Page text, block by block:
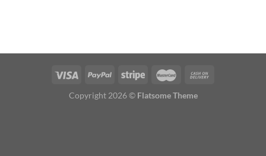
Copyright 2026 © Flatsome Theme